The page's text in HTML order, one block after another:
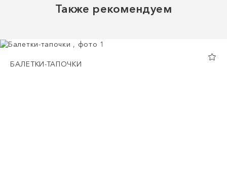
Также рекомендуем
БАЛЕТКИ-ТАПОЧКИ